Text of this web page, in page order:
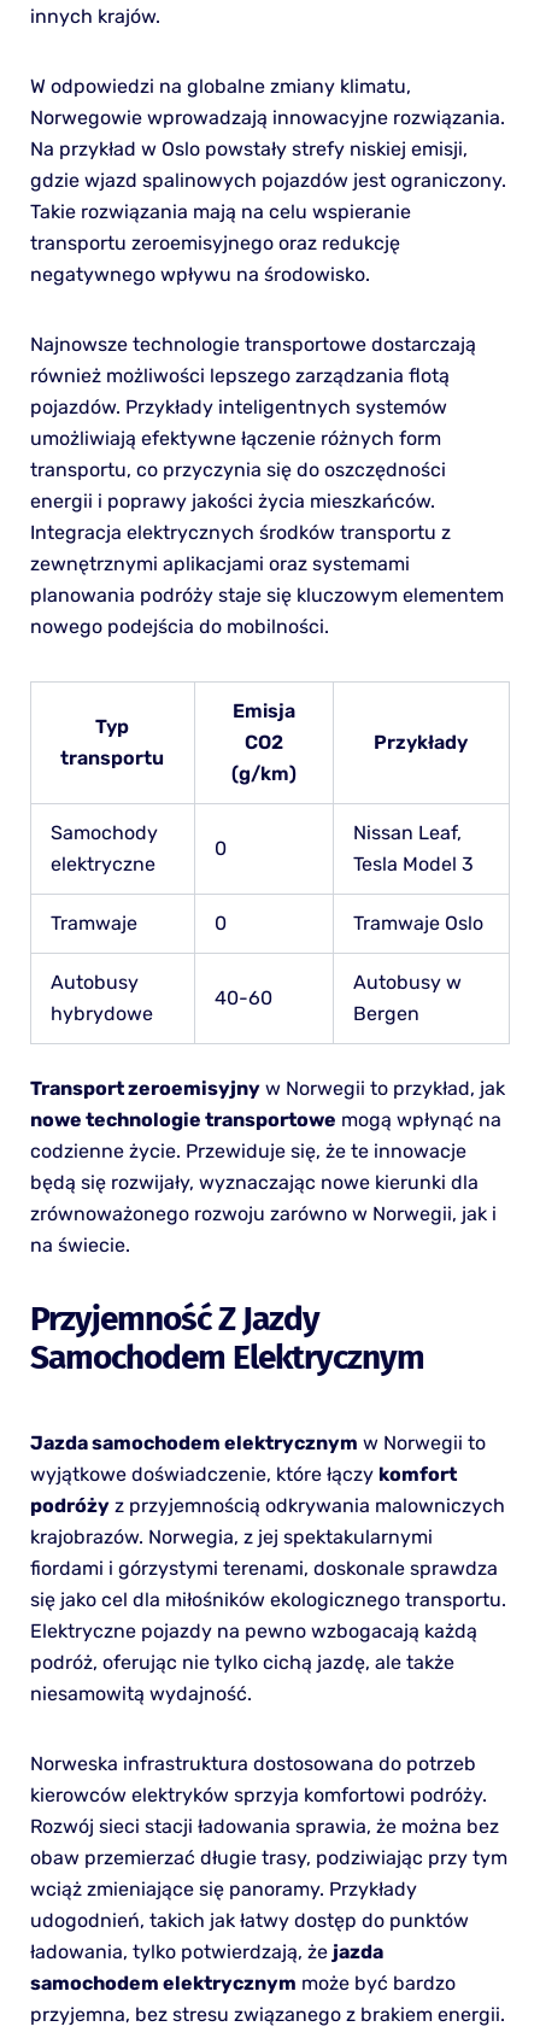
innych krajów.
W odpowiedzi na globalne zmiany klimatu,
Norwegowie wprowadzają innowacyjne rozwiązania.
Na przykład w Oslo powstały strefy niskiej emisji,
gdzie wjazd spalinowych pojazdów jest ograniczony.
Takie rozwiązania mają na celu wspieranie
transportu zeroemisyjnego oraz redukcję
negatywnego wpływu na środowisko.
Najnowsze technologie transportowe dostarczają
również możliwości lepszego zarządzania flotą
pojazdów. Przykłady inteligentnych systemów
umożliwiają efektywne łączenie różnych form
transportu, co przyczynia się do oszczędności
energii i poprawy jakości życia mieszkańców.
Integracja elektrycznych środków transportu z
zewnętrznymi aplikacjami oraz systemami
planowania podróży staje się kluczowym elementem
nowego podejścia do mobilności.
Typ
transportu
Emisja
CO2
(g/km)
Przykłady
Samochody
elektryczne
0
Nissan Leaf,
Tesla Model 3
Tramwaje 0 Tramwaje Oslo
Autobusy
hybrydowe
40-60
Autobusy w
Bergen
Transport zeroemisyjnyw Norwegii to przykład, jak
nowe technologie transportowe mogą wpłynąć na
codzienne życie. Przewiduje się, że te innowacje
będą się rozwijały, wyznaczając nowe kierunki dla
zrównoważonego rozwoju zarówno w Norwegii, jak i
na świecie.
Przyjemność Z Jazdy
Samochodem Elektrycznym
Jazda samochodem elektrycznym w Norwegii to
wyjątkowe doświadczenie, które łączy komfort
podróżyz przyjemnością odkrywania malowniczych
krajobrazów. Norwegia, z jej spektakularnymi
fiordami i górzystymi terenami, doskonale sprawdza
się jako cel dla miłośników ekologicznego transportu.
Elektryczne pojazdy na pewno wzbogacają każdą
podróż, oferując nie tylko cichą jazdę, ale także
niesamowitą wydajność.
Norweska infrastruktura dostosowana do potrzeb
kierowców elektryków sprzyja komfortowi podróży.
Rozwój sieci stacji ładowania sprawia, że można bez
obaw przemierzać długie trasy, podziwiając przy tym
wciąż zmieniające się panoramy. Przykłady
udogodnień, takich jak łatwy dostęp do punktów
ładowania, tylko potwierdzają, że jazda
samochodem elektrycznym może być bardzo
przyjemna, bez stresu związanego z brakiem energii.